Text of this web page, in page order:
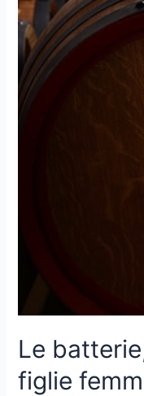
Le
figlie